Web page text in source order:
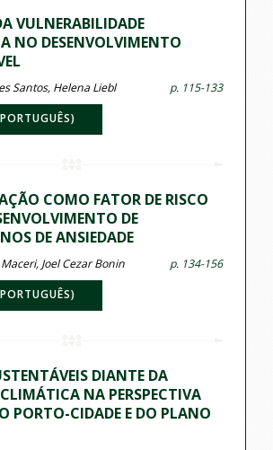
VULNERABILIDADE
NO DESENVOLVIMENTO
Santos, Helena Liebl p. 115-133
COMO FATOR DE RISCO
DE
DE ANSIEDADE
Joel Cezar Bonin p. 134-156
DIANTE DA
NA PERSPECTIVA
PORTO-CIDADE E DO PLANO